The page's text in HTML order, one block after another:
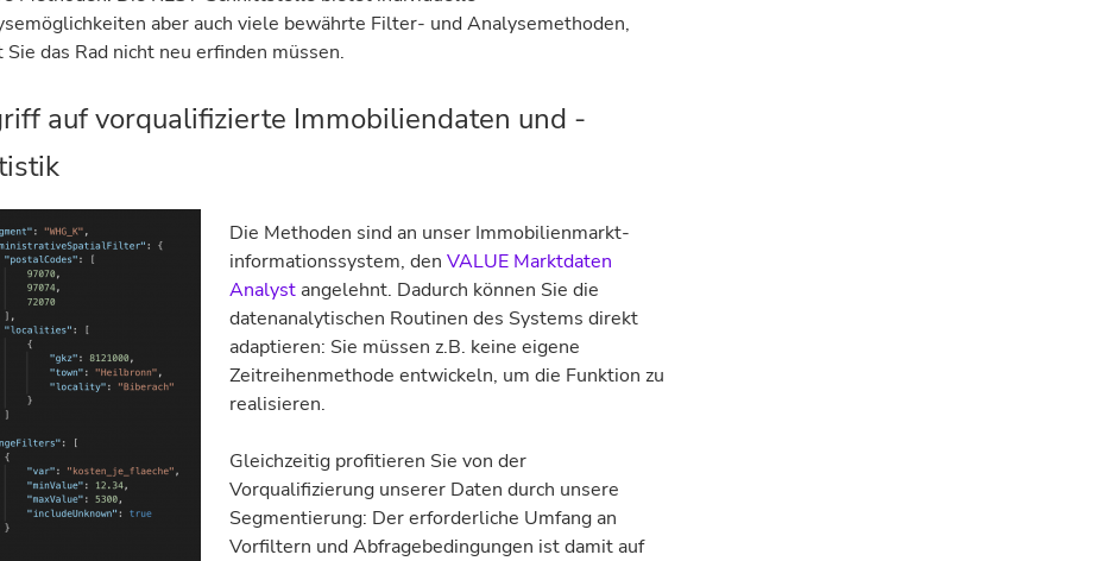
aber auch viele bewährte Filter- und Analysemethoden,
Sie das Rad nicht neu erfinden müssen.
auf vorqualifizierte Immobiliendaten und -
Die Methoden sind an unser Immobilienmarkt­
informationssystem, den VALUE Marktdaten
Analyst angelehnt. Dadurch können Sie die
datenanalytischen Routinen des Systems direkt
adaptieren: Sie müssen z.B. keine eigene
Zeitreihenmethode entwickeln, um die Funktion zu
realisieren.
Gleichzeitig profitieren Sie von der
Vorqualifizierung unserer Daten durch unsere
Segmentierung: Der erforderliche Umfang an
Vorfiltern und Abfragebedingungen ist damit auf